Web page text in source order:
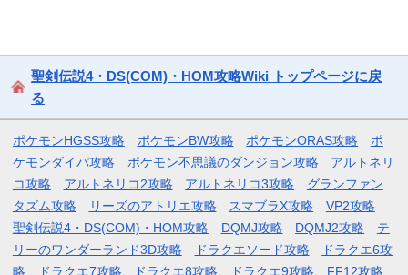
聖剣伝説4・DS(COM)・HOM攻略Wiki トップページに戻
る
ポケモンHGSS攻略 ポケモンBW攻略 ポケモンORAS攻略
ポ
ケモンダイパ攻略
ポケモン不思議のダンジョン攻略
アルトネリ
コ攻略
アルトネリコ2攻略 アルトネリコ3攻略
グランファン
タズム攻略
リーズのアトリエ攻略 スマブラX攻略
VP2攻略
聖剣伝説4・DS(COM)・HOM攻略
DQMJ攻略 DQMJ2攻略
テ
リーのワンダーランド3D攻略
ドラクエソード攻略
ドラクエ6攻
略
ドラクエ7攻略 ドラクエ8攻略 ドラクエ9攻略 FF12攻略